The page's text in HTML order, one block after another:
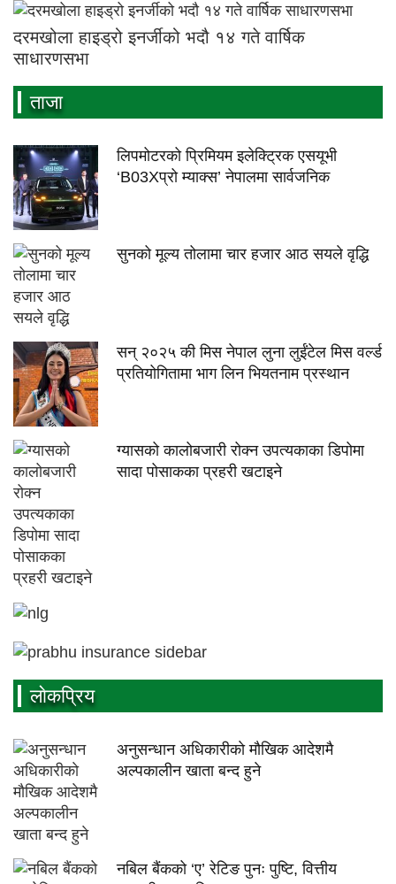
दरमखोला हाइड्रो इनर्जीको भदौ १४ गते वार्षिक
साधारणसभा
ताजा
लिपमोटरको प्रिमियम इलेक्ट्रिक एसयूभी
‘B03Xप्रो म्याक्स’ नेपालमा सार्वजनिक
सुनको मूल्य तोलामा चार हजार आठ सयले वृद्धि
सन् २०२५ की मिस नेपाल लुना लुईंटेल मिस वर्ल्ड
प्रतियोगितामा भाग लिन भियतनाम प्रस्थान
ग्यासको कालोबजारी रोक्न उपत्यकाका डिपोमा
सादा पोसाकका प्रहरी खटाइने
लाेकप्रिय
अनुसन्धान अधिकारीकाे माैखिक आदेशमै
अल्पकालीन खाता बन्द हुने
नबिल बैंकको ‘ए’ रेटिङ पुनः पुष्टि, वित्तीय